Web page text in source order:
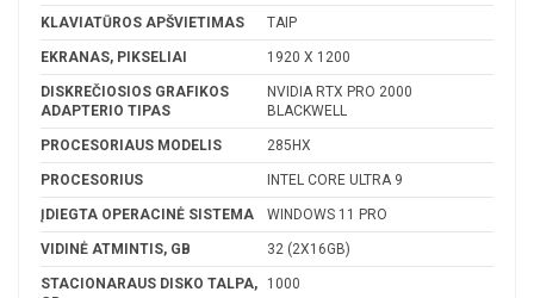
KLAVIATŪROS APŠVIETIMAS TAIP
EKRANAS, PIKSELIAI 1920 X 1200
DISKREČIOSIOS GRAFIKOS
ADAPTERIO TIPAS
NVIDIA RTX PRO 2000
BLACKWELL
PROCESORIAUS MODELIS 285HX
PROCESORIUS INTEL CORE ULTRA 9
ĮDIEGTA OPERACINĖ SISTEMA WINDOWS 11 PRO
VIDINĖ ATMINTIS, GB 32 (2X16GB)
STACIONARAUS DISKO TALPA,
1000